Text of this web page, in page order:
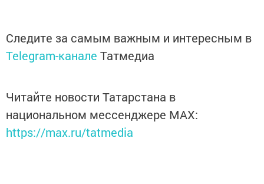
Следите за самым важным и интересным в
Telegram-канале Татмедиа
Читайте новости Татарстана в
национальном мессенджере MАХ:
https://max.ru/tatmedia